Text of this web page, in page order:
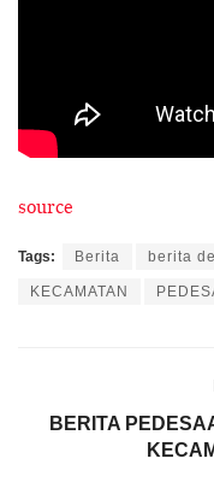
source
Tags: Berita berita
KECAMATAN
BERITA